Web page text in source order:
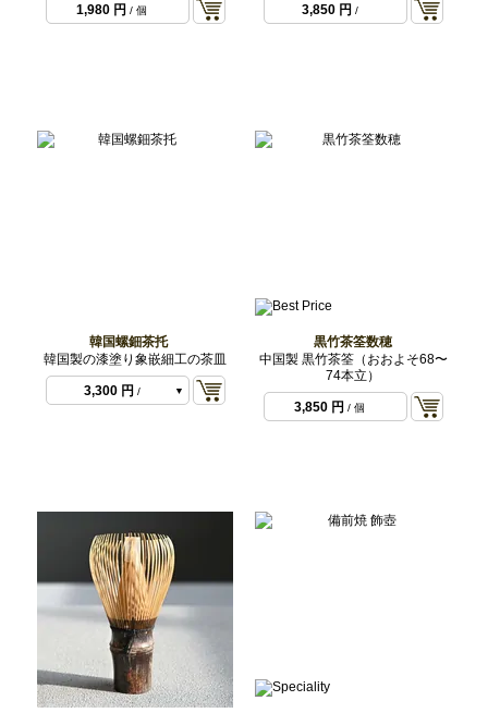
1,980 円 / 個 3,850 円 /
韓国螺鈿茶托
韓国製の漆塗り象嵌細工の茶皿
3,300 円 /
黒竹茶筌数穂
中国製 黒竹茶筌（おおよそ68〜
74本立）
3,850 円 / 個